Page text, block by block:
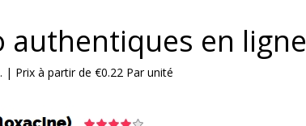
authentiques en ligne
| Prix à partir de €0.22Par unité